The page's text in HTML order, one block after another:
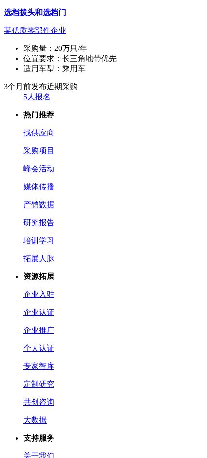
选档拨头和选档门
某优质零部件企业
采购量： 20万只/年
位置要求： 长三角地带优先
适用车型： 乘用车
3个月前发布近期采购
5人报名
热门推荐
找供应商
采购项目
峰会活动
媒体传播
产销数据
研究报告
培训学习
拓展人脉
资源拓展
企业入驻
企业认证
企业推广
个人认证
专家智库
定制研究
共创咨询
大数据
支持服务
关于我们